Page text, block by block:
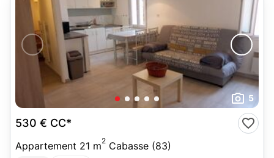
5
530 € CC*
Appartement 21 m2 Cabasse (83)